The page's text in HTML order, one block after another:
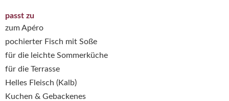
passt zu
zum Apéro
pochierter Fisch mit Soße
für die leichte Sommerküche
für die Terrasse
Helles Fleisch (Kalb)
Kuchen & Gebackenes